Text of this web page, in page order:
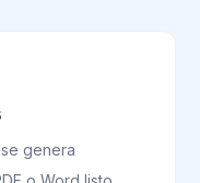
genera